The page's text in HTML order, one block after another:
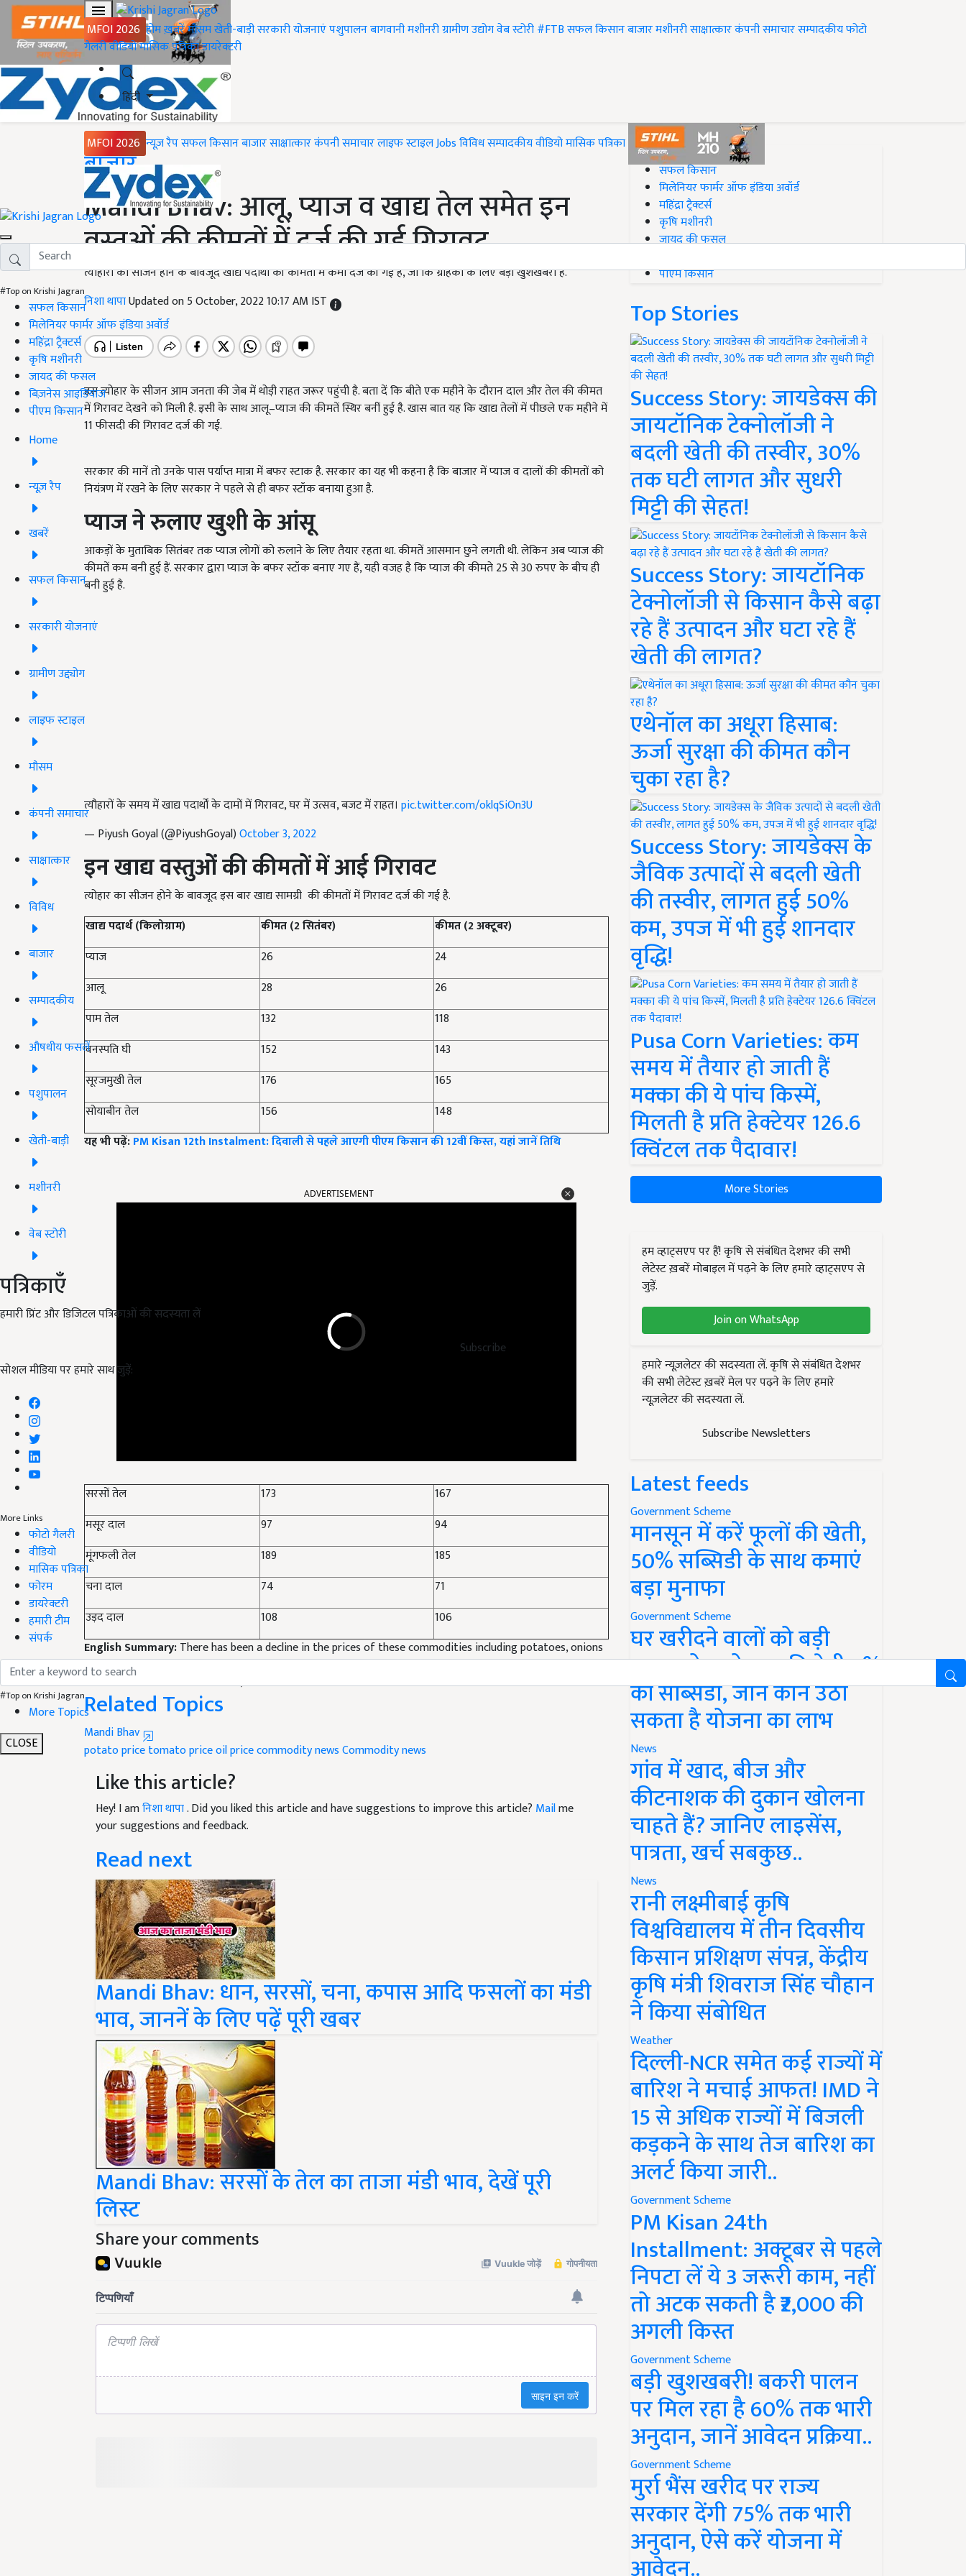
MFOI 2026 होमख़बरेंमौसमखेती-बाड़ीसरकारी योजनाएंपशुपालनबागवानीमशीनरीग्रामीण उद्योगवेब स्टोरी#FTBसफल किसानबाजारमशीनरीसाक्षात्कारकंपनी समाचारसम्पादकीयफोटो
गैलरीवीडियोमासिक पत्रिकाडायरेक्टरी
हिंदी
MFOI 2026 न्यूज़ रैपसफल किसानबाजारसाक्षात्कारकंपनी समाचारलाइफ स्टाइलJobsविविधसम्पादकीयवीडियोमासिक पत्रिका
#Top on Krishi Jagran
सफल किसान
मिलेनियर फार्मर ऑफ इंडिया अवॉर्ड
महिंद्रा ट्रैक्टर्स
कृषि मशीनरी
जायद की फसल
बिज़नेस आइडियाज
पीएम किसान
Home
न्यूज़ रैप
खबरें
सफल किसान
सरकारी योजनाएं
ग्रामीण उद्द्योग
लाइफ स्टाइल
मौसम
कंपनी समाचार
साक्षात्कार
विविध
बाजार
सम्पादकीय
औषधीय फसलें
पशुपालन
खेती-बाड़ी
मशीनरी
वेब स्टोरी
पत्रिकाएँ
हमारी प्रिंट और डिजिटल पत्रिकाओं की सदस्यता लें
Subscribe
सोशल मीडिया पर हमारे साथ जुड़ें:
More Links
फोटो गैलरी
वीडियो
मासिक पत्रिका
फोरम
डायरेक्टरी
हमारी टीम
संपर्क
#Top on Krishi Jagran
More Topics
CLOSE
Home
बाजार
Mandi Bhav: आलू, प्याज व खाद्य तेल समेत इन
वस्तुओं की कीमतों में दर्ज की गई गिरावट
त्योहारों का सीजन होने के बावजूद खाद्य पदार्थो की कीमतों में कमी दर्ज की गई है, जो कि ग्राहकों के लिए बड़ी खुशखबरी है.
निशा थापाUpdated on 5 October, 2022 10:17 AM IST
इस त्योहार के सीजन आम जनता की जेब में थोड़ी राहत जरूर पहुंची है. बता दें कि बीते एक महीने के दौरान दाल और तेल की कीमत
में गिरावट देखने को मिली है. इसी के साथ आलू–प्याज की कीमतें स्थिर बनीं हुई है. खास बात यह कि खाद्य तेलों में पीछले एक महीने में
11 फीसदी की गिरावट दर्ज की गई.
सरकार की मानें तो उनके पास पर्याप्त मात्रा में बफर स्टाक है. सरकार का यह भी कहना है कि बाजार में प्याज व दालों की कीमतों को
नियंत्रण में रखने के लिए सरकार ने पहले से ही बफर स्टॉक बनाया हुआ है.
प्याज ने रुलाए खुशी के आंसू
आकड़ों के मुताबिक सितंबर तक प्याज लोगों को रुलाने के लिए तैयार रहता था. कीमतें आसमान छुने लगती थी. लेकिन अब प्याज की
कीमतें कम बनी हुई हैं. सरकार द्वारा प्याज के बफर स्टॉक बनाए गए हैं, यही वजह है कि प्याज की कीमते 25 से 30 रुपए के बीच ही
बनी हुई है.
त्यौहारों के समय में खाद्य पदार्थों के दामों में गिरावट, घर में उत्सव, बजट में राहत। pic.twitter.com/oklqSiOn3U
— Piyush Goyal (@PiyushGoyal)October 3, 2022
इन खाद्य वस्तुओं की कीमतों में आई गिरावट
त्योहार का सीजन होने के बावजूद इस बार खाद्य सामग्री की कीमतों में गिरावट दर्ज की गई है.
खाद्य पदार्थ (किलोग्राम)
कीमत (2 सितंबर)
कीमत (2 अक्टूबर)
प्याज
26
24
आलू
28
26
पाम तेल
132
118
वनस्पति घी
152
143
सूरजमुखी तेल
176
165
सोयाबीन तेल
156
148
यह भी पढ़ें:PM Kisan 12th Instalment: दिवाली से पहले आएगी पीएम किसान की 12वीं किस्त, यहां जानें तिथि
ADVERTISEMENT
सरसों तेल 173
167
मसूर दाल
97
94
मूंगफली तेल
189
185
चना दाल
74
71
उड़द दाल
108
106
English Summary:There has been a decline in the prices of these commodities including potatoes, onions
and edible oil
Published on:04 October 2022, 05:59 PM IST
Related Topics
Mandi Bhav
potato pricetomato priceoil pricecommodity newsCommodity news
Like this article?
Hey! I amनिशा थापा. Did you liked this article and have suggestions to improve this article? Mailme
your suggestions and feedback.
Read next
Mandi Bhav: धान, सरसों, चना, कपास आदि फसलों का मंडी
भाव, जाननें के लिए पढ़ें पूरी खबर
Mandi Bhav: सरसों के तेल का ताजा मंडी भाव, देखें पूरी
लिस्ट
Share your comments
#Top on Krishi Jagran
सफल किसान
मिलेनियर फार्मर ऑफ इंडिया अवॉर्ड
महिंद्रा ट्रैक्टर्स
कृषि मशीनरी
जायद की फसल
पीएम किसान
Top Stories
Success Story: जायडेक्स की
जायटॉनिक टेक्नोलॉजी ने
बदली खेती की तस्वीर, 30%
तक घटी लागत और सुधरी
मिट्टी की सेहत!
Success Story: जायटॉनिक
टेक्नोलॉजी से किसान कैसे बढ़ा
रहे हैं उत्पादन और घटा रहे हैं
खेती की लागत?
एथेनॉल का अधूरा हिसाब:
ऊर्जा सुरक्षा की कीमत कौन
चुका रहा है?
Success Story: जायडेक्स के
जैविक उत्पादों से बदली खेती
की तस्वीर, लागत हुई 50%
कम, उपज में भी हुई शानदार
वृद्धि!
Pusa Corn Varieties: कम
समय में तैयार हो जाती हैं
मक्का की ये पांच किस्में,
मिलती है प्रति हेक्टेयर 126.6
क्विंटल तक पैदावार!
More Stories
हम व्हाट्सएप पर हैं! कृषि से संबंधित देशभर की सभी
लेटेस्ट ख़बरें मोबाइल में पढ़ने के लिए हमारे व्हाट्सएप से
जुड़ें.
Join on WhatsApp
हमारे न्यूज़लेटर की सदस्यता लें. कृषि से संबंधित देशभर
की सभी लेटेस्ट ख़बरें मेल पर पढ़ने के लिए हमारे
न्यूज़लेटर की सदस्यता लें.
Subscribe Newsletters
Latest feeds
Government Scheme
मानसून में करें फूलों की खेती,
50% सब्सिडी के साथ कमाएं
बड़ा मुनाफा
Government Scheme
घर खरीदने वालों को बड़ी
राहत, होम लोन पर मिलेगी 4%
की सब्सिडी, जानें कौन उठा
सकता है योजना का लाभ
News
गांव में खाद, बीज और
कीटनाशक की दुकान खोलना
चाहते हैं? जानिए लाइसेंस,
पात्रता, खर्च सबकुछ..
News
रानी लक्ष्मीबाई कृषि
विश्वविद्यालय में तीन दिवसीय
किसान प्रशिक्षण संपन्न, केंद्रीय
कृषि मंत्री शिवराज सिंह चौहान
ने किया संबोधित
Weather
दिल्ली-NCR समेत कई राज्यों में
बारिश ने मचाई आफत! IMD ने
15 से अधिक राज्यों में बिजली
कड़कने के साथ तेज बारिश का
अलर्ट किया जारी..
Government Scheme
PM Kisan 24th
Installment: अक्टूबर से पहले
निपटा लें ये 3 जरूरी काम, नहीं
तो अटक सकती है ₹2,000 की
अगली किस्त
Government Scheme
बड़ी खुशखबरी! बकरी पालन
पर मिल रहा है 60% तक भारी
अनुदान, जानें आवेदन प्रक्रिया..
Government Scheme
मुर्रा भैंस खरीद पर राज्य
सरकार देंगी 75% तक भारी
अनुदान, ऐसे करें योजना में